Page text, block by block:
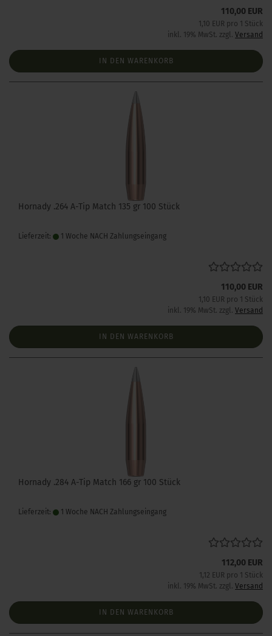
110,00 EUR
1,10 EUR pro 1 Stück
inkl. 19% MwSt. zzgl. Versand
IN DEN WARENKORB
Hornady .264 A-Tip Match 135 gr 100 Stück
Lieferzeit: 1 Woche NACH Zahlungseingang
110,00 EUR
1,10 EUR pro 1 Stück
inkl. 19% MwSt. zzgl. Versand
IN DEN WARENKORB
Hornady .284 A-Tip Match 166 gr 100 Stück
Lieferzeit: 1 Woche NACH Zahlungseingang
112,00 EUR
1,12 EUR pro 1 Stück
inkl. 19% MwSt. zzgl. Versand
IN DEN WARENKORB